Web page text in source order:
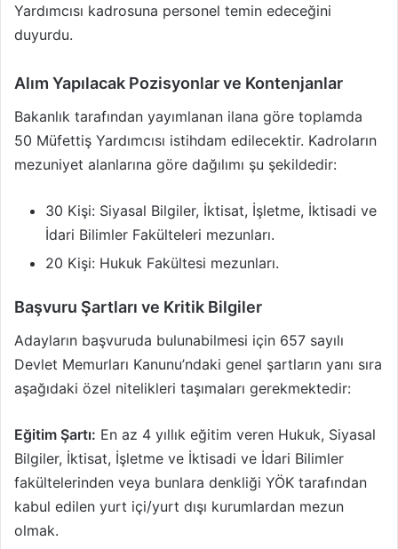
Yardımcısı kadrosuna personel temin edeceğini
duyurdu.
Alım Yapılacak Pozisyonlar ve Kontenjanlar
Bakanlık tarafından yayımlanan ilana göre toplamda
50 Müfettiş Yardımcısı istihdam edilecektir. Kadroların
mezuniyet alanlarına göre dağılımı şu şekildedir:
30 Kişi: Siyasal Bilgiler, İktisat, İşletme, İktisadi ve
İdari Bilimler Fakülteleri mezunları.
20 Kişi: Hukuk Fakültesi mezunları.
Başvuru Şartları ve Kritik Bilgiler
Adayların başvuruda bulunabilmesi için 657 sayılı
Devlet Memurları Kanunu’ndaki genel şartların yanı sıra
aşağıdaki özel nitelikleri taşımaları gerekmektedir:
Eğitim Şartı: En az 4 yıllık eğitim veren Hukuk, Siyasal
Bilgiler, İktisat, İşletme ve İktisadi ve İdari Bilimler
fakültelerinden veya bunlara denkliği YÖK tarafından
kabul edilen yurt içi/yurt dışı kurumlardan mezun
olmak.